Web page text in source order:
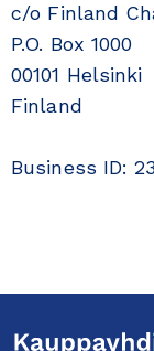
c/o Finland
P.O. Box 1000
00101 Helsinki
Finland
Business ID: